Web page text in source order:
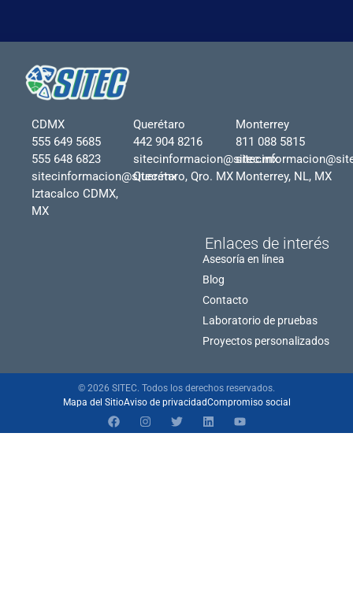
CDMX
555 649 5685
555 648 6823
sitecinformacion@sitec.mx
Iztacalco CDMX,
MX
Querétaro
442 904 8216
sitecinformacion@sitec.mx
Querétaro, Qro. MX
Monterrey
811 088 5815
Monterrey, NL, MX
Enlaces de interés
Asesoría en línea
Blog
Contacto
Laboratorio de pruebas
Proyectos personalizados
© 2026 SITEC. Todos los derechos reservados.
Mapa del SitioAviso de privacidadCompromiso social